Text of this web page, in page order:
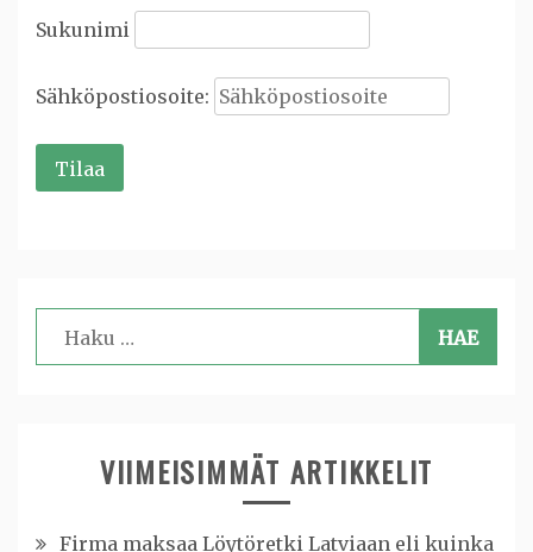
Sukunimi
Sähköpostiosoite:
Haku:
VIIMEISIMMÄT ARTIKKELIT
Firma maksaa Löytöretki Latviaan eli kuinka